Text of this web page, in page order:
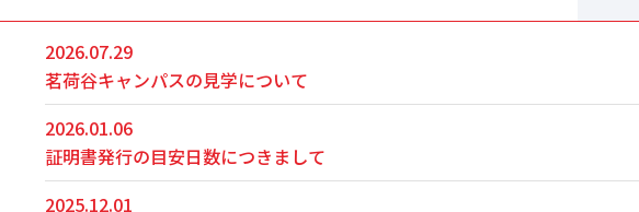
2026.07.29
茗荷谷キャンパスの見学について
2026.01.06
証明書発行の目安日数につきまして
2025.12.01